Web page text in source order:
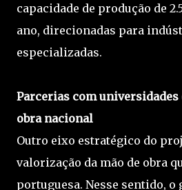
capacidade de produção de
ano, direcionadas para
especializadas.
Parcerias com universidades
obra nacional
Outro eixo estratégico do
valorização da mão de obra
portuguesa. Nesse sentido, o